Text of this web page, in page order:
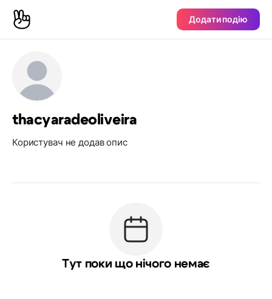
Додати подію
thacyaradeoliveira
Користувач не додав опис
Тут поки що нічого немає